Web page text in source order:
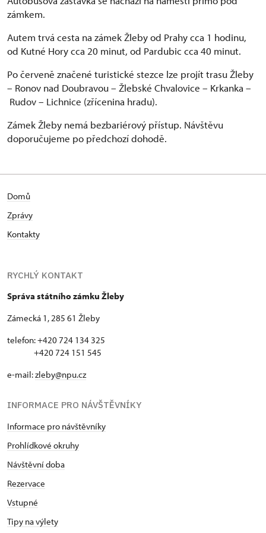
zámkem.
Autem trvá cesta na zámek Žleby od Prahy cca 1 hodinu,
od Kutné Hory cca 20 minut, od Pardubic cca 40 minut.
Po červeně značené turistické stezce lze projít trasu Žleby
– Ronov nad Doubravou – Žlebské Chvalovice – Krkanka –
Rudov – Lichnice (zřícenina hradu).
Zámek Žleby nemá bezbariérový přístup. Návštěvu
doporučujeme po předchozí dohodě.
Domů
Zprávy
Kontakty
RYCHLÝ KONTAKT
Správa státního zámku Žleby
Zámecká 1, 285 61 Žleby
telefon: +420 724 134 325
+420 724 151 545
e-mail:zleby@npu.cz
INFORMACE PRO NÁVŠTĚVNÍKY
Informace pro návštěvníky
Prohlídkové okruhy
Návštěvní doba
Rezervace
Vstupné
Tipy na výlety